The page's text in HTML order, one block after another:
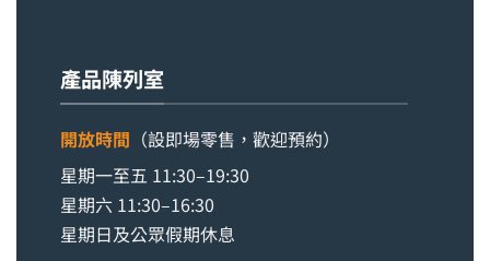
產品陳列室
開放時間 （設即場零售，歡迎預約）
星期一至五 11:30–19:30
星期六 11:30–16:30
星期日及公眾假期休息